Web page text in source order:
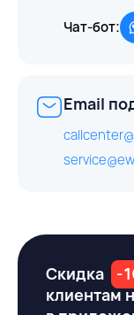
Чат-бот:
Email
Скидка -
клиентам